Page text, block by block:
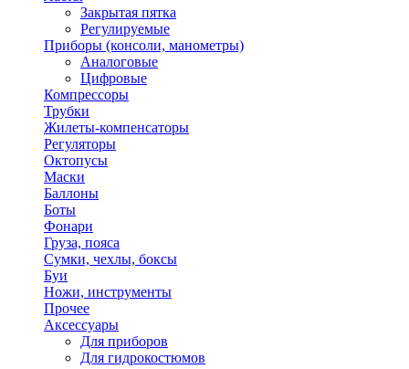
Закрытая пятка
Регулируемые
Приборы (консоли, манометры)
Аналоговые
Цифровые
Компрессоры
Трубки
Жилеты-компенсаторы
Регуляторы
Октопусы
Маски
Баллоны
Боты
Фонари
Груза, пояса
Сумки, чехлы, боксы
Буи
Ножи, инструменты
Прочее
Аксессуары
Для приборов
Для гидрокостюмов